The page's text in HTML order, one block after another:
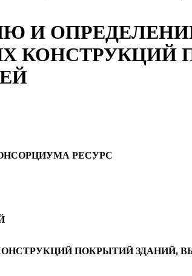
И
КОНСТРУКЦИЙ
РЕСУРС
ПОКРЫТИЙ ЗДАНИЙ,